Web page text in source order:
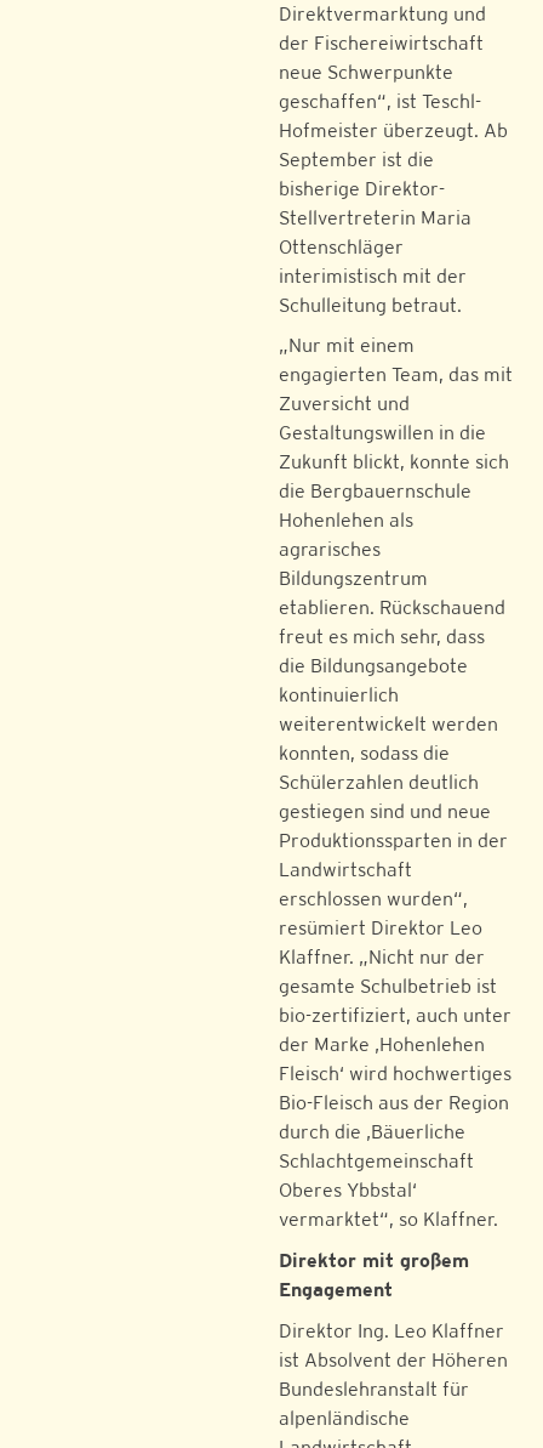
Direktvermarktung und
der Fischereiwirtschaft
neue Schwerpunkte
geschaffen“, ist Teschl-
Hofmeister überzeugt. Ab
September ist die
bisherige Direktor-
Stellvertreterin Maria
Ottenschläger
interimistisch mit der
Schulleitung betraut.
„Nur mit einem
engagierten Team, das mit
Zuversicht und
Gestaltungswillen in die
Zukunft blickt, konnte sich
die Bergbauernschule
Hohenlehen als
agrarisches
Bildungszentrum
etablieren. Rückschauend
freut es mich sehr, dass
die Bildungsangebote
kontinuierlich
weiterentwickelt werden
konnten, sodass die
Schülerzahlen deutlich
gestiegen sind und neue
Produktionssparten in der
Landwirtschaft
erschlossen wurden“,
resümiert Direktor Leo
Klaffner. „Nicht nur der
gesamte Schulbetrieb ist
bio-zertifiziert, auch unter
der Marke ‚Hohenlehen
Fleisch‘ wird hochwertiges
Bio-Fleisch aus der Region
durch die ‚Bäuerliche
Schlachtgemeinschaft
Oberes Ybbstal‘
vermarktet“, so Klaffner.
Direktor mit großem
Engagement
Direktor Ing. Leo Klaffner
ist Absolvent der Höheren
Bundeslehranstalt für
alpenländische